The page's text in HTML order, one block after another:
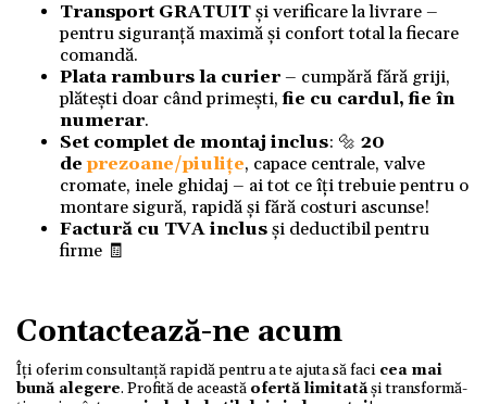
Transport GRATUITși verificare la livrare –
pentru siguranță maximă și confort total la fiecare
comandă.
Plata ramburs la curier– cumpără fără griji,
plătești doar când primești,fie cu cardul, fie în
numerar.
Set complet de montaj inclus: 🔩 20
deprezoane/piulițe, capace centrale, valve
cromate, inele ghidaj – ai tot ce îți trebuie pentru o
montare sigură, rapidă și fără costuri ascunse!
Factură cu TVA inclusși deductibil pentru
firme 🧾
Contactează-ne acum
Îți oferim consultanță rapidă pentru a te ajuta să faci cea mai
bună alegere. Profită de această ofertă limitatăși transformă-